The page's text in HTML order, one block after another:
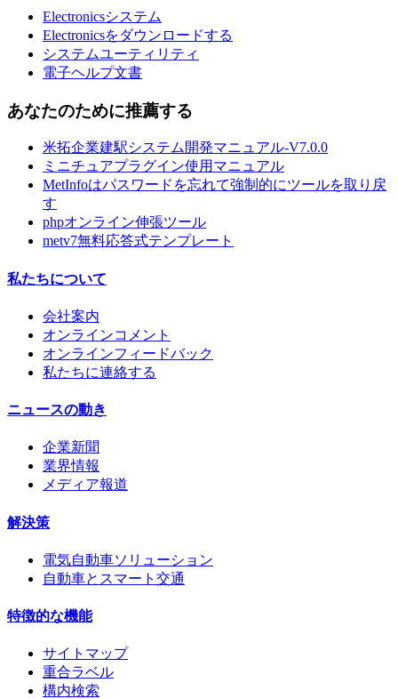
Electronicsシステム
Electronicsをダウンロードする
システムユーティリティ
電子ヘルプ文書
あなたのために推薦する
米拓企業建駅システム開発マニュアル-V7.0.0
ミニチュアプラグイン使用マニュアル
MetInfoはパスワードを忘れて強制的にツールを取り戻
す
phpオンライン伸張ツール
metv7無料応答式テンプレート
私たちについて
会社案内
オンラインコメント
オンラインフィードバック
私たちに連絡する
ニュースの動き
企業新聞
業界情報
メディア報道
解決策
電気自動車ソリューション
自動車とスマート交通
特徴的な機能
サイトマップ
重合ラベル
構内検索